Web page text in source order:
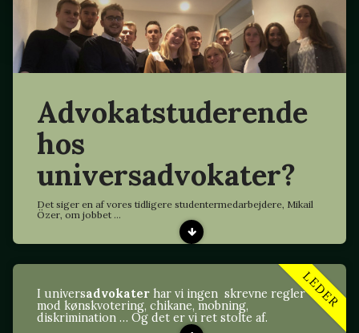
Advokatstuderende
hos
universadvokater?
Det siger en af vores tidligere studentermedarbejdere, Mikail
Özer, om jobbet ...
LEDER
I universadvokaterhar vi ingen skrevne regler
mod kønskvotering, chikane, mobning,
diskrimination … Og det er vi ret stolte af.